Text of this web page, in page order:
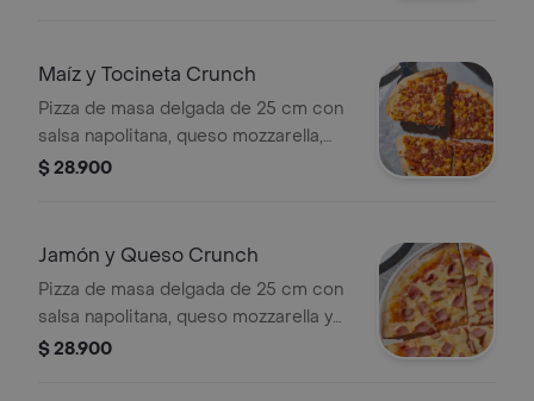
Maíz y Tocineta Crunch
Pizza de masa delgada de 25 cm con
salsa napolitana, queso mozzarella,
tocineta y maíz.
$ 28.900
Jamón y Queso Crunch
Pizza de masa delgada de 25 cm con
salsa napolitana, queso mozzarella y
jamón de cerdo.
$ 28.900